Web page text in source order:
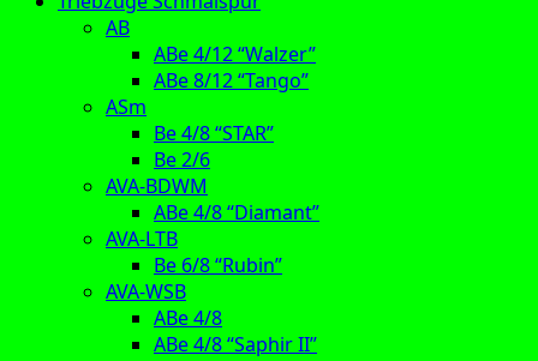
AB
ABe 4/12 “Walzer”
ABe 8/12 “Tango”
ASm
Be 4/8 “STAR”
Be 2/6
AVA-BDWM
ABe 4/8 “Diamant”
AVA-LTB
Be 6/8 “Rubin”
AVA-WSB
ABe 4/8
ABe 4/8 “Saphir II”